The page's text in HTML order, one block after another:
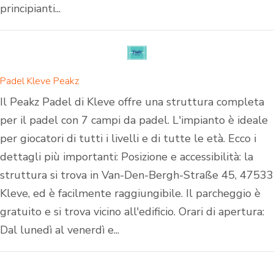
principianti...
Padel Kleve Peakz
Il Peakz Padel di Kleve offre una struttura completa
per il padel con 7 campi da padel. L'impianto è ideale
per giocatori di tutti i livelli e di tutte le età. Ecco i
dettagli più importanti: Posizione e accessibilità: la
struttura si trova in Van-Den-Bergh-Straße 45, 47533
Kleve, ed è facilmente raggiungibile. Il parcheggio è
gratuito e si trova vicino all'edificio. Orari di apertura:
Dal lunedì al venerdì e...